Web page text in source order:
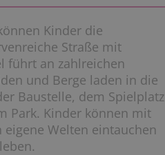
Kinder die
Straße mit
führt an zahlreichen
und Berge laden in die
Baustelle, dem Spielplatz
Park. Kinder können mit
eigene Welten eintauchen